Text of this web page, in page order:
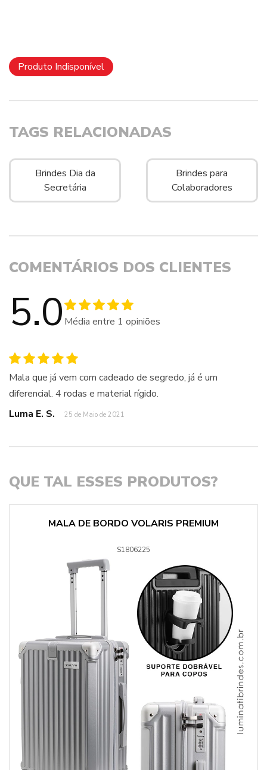
Produto Indisponível
TAGS RELACIONADAS
Brindes Dia da
Secretária
Brindes para
Colaboradores
COMENTÁRIOS DOS CLIENTES
5.0 Média entre 1 opiniões
Mala que já vem com cadeado de segredo, já é um
diferencial. 4 rodas e material rígido.
Luma E. S.
25 de Maio de 2021
QUE TAL ESSES PRODUTOS?
MALA DE BORDO VOLARIS PREMIUM
S1806225